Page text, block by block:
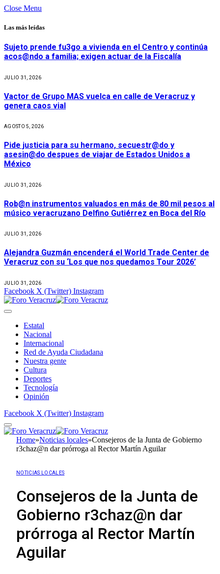
Close Menu
Las más leídas
Sujeto prende fu3go a vivienda en el Centro y continúa
acos@ndo a familia; exigen actuar de la Fiscalía
JULIO 31, 2026
Vactor de Grupo MAS vuelca en calle de Veracruz y
genera caos vial
AGOSTO 5, 2026
Pide justicia para su hermano, secuestr@do y
asesin@do despues de viajar de Estados Unidos a
México
JULIO 31, 2026
Rob@n instrumentos valuados en más de 80 mil pesos al
músico veracruzano Delfino Gutiérrez en Boca del Río
JULIO 31, 2026
Alejandra Guzmán encenderá el World Trade Center de
Veracruz con su ‘Los que nos quedamos Tour 2026’
JULIO 31, 2026
Facebook X (Twitter) Instagram
Estatal
Nacional
Internacional
Red de Ayuda Ciudadana
Nuestra gente
Cultura
Deportes
Tecnología
Opinión
Facebook X (Twitter) Instagram
Home»Noticias locales»Consejeros de la Junta de Gobierno
r3chaz@n dar prórroga al Rector Martín Aguilar
NOTICIAS LOCALES
Consejeros de la Junta de
Gobierno r3chaz@n dar
prórroga al Rector Martín
Aguilar